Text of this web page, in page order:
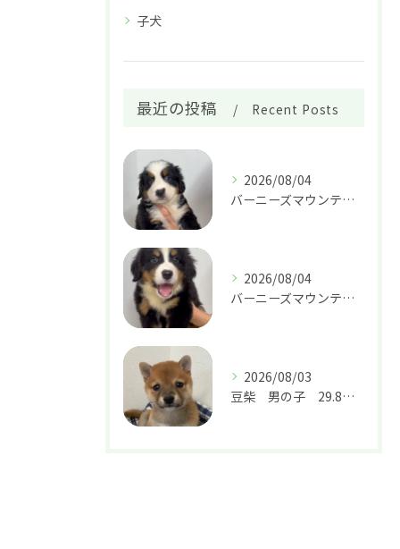
子犬
最近の投稿 Recent Posts
2026/08/04
バーニーズマウンテンドッグ 女の子 37.8万円
2026/08/04
バーニーズマウンテンドッグ 女の子 37.8万円
2026/08/03
豆柴 男の子 29.8万円